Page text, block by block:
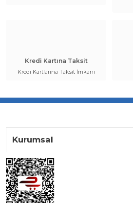
Kredi Kartına Taksit
Kredi Kartlarına Taksit İmkanı
Kurumsal